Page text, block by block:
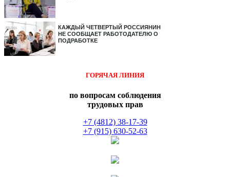
КАЖДЫЙ ЧЕТВЕРТЫЙ РОССИЯНИН
НЕ СООБЩАЕТ РАБОТОДАТЕЛЮ О
ПОДРАБОТКЕ
ГОРЯЧАЯ ЛИНИЯ
по вопросам соблюдения
трудовых прав
+7 (4812) 38-17-39
+7 (915) 630-52-63